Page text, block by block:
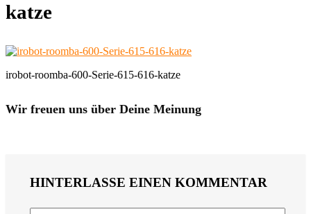
katze
irobot-roomba-600-Serie-615-616-katze
Wir freuen uns über Deine Meinung
HINTERLASSE EINEN KOMMENTAR